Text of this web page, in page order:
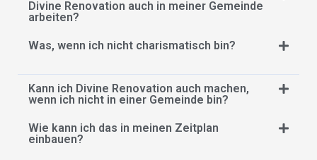
Divine Renovation auch in meiner Gemeinde
arbeiten?
Was, wenn ich nicht charismatisch bin?
Kann ich Divine Renovation auch machen,
wenn ich nicht in einer Gemeinde bin?
Wie kann ich das in meinen Zeitplan
einbauen?